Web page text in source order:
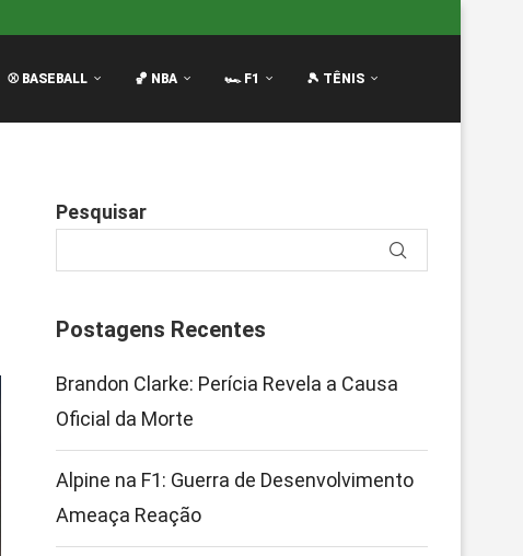
⚾ BASEBALL 🏀 NBA 🏎️ F1 🎾 TÊNIS
Pesquisar
Postagens Recentes
Brandon Clarke: Perícia Revela a Causa
Oficial da Morte
Alpine na F1: Guerra de Desenvolvimento
Ameaça Reação